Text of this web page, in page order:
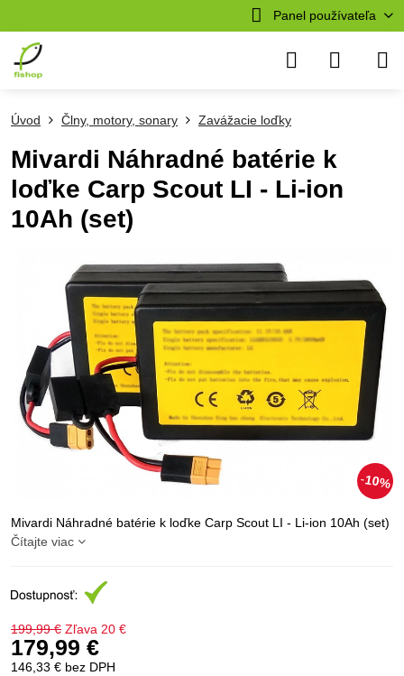
Panel používateľa
10%
Úvod Člny, motory, sonary Zavážacie loďky
Mivardi Náhradné batérie k
loďke Carp Scout LI - Li-ion
10Ah (set)
Mivardi Náhradné batérie k loďke Carp Scout LI - Li-ion 10Ah (set)
Čítajte viac
199,99 € Zľava 20 €
179,99 €
146,33 € bez DPH